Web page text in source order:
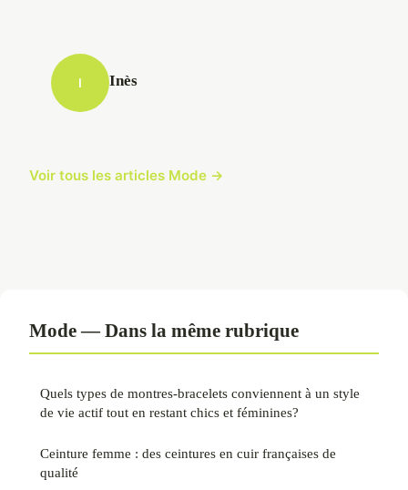
I Inès
Voir tous les articles Mode →
Mode — Dans la même rubrique
Quels types de montres-bracelets conviennent à un style
de vie actif tout en restant chics et féminines?
Ceinture femme : des ceintures en cuir françaises de
qualité